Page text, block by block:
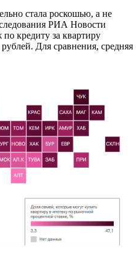
стала роскошью, а не
РИА Новости
кредиту за квартиру
Для сравнения, средняя